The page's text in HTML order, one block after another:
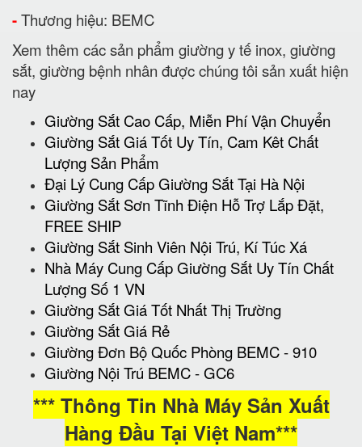
-Thương hiệu: BEMC
Xem thêm các sản phẩm giường y tế inox, giường
sắt, giường bệnh nhân được chúng tôi sản xuất hiện
nay
Giường Sắt Cao Cấp, Miễn Phí Vận Chuyển
Giường Sắt Giá Tốt Uy Tín, Cam Kêt Chất
Lượng Sản Phẩm
Đại Lý Cung Cấp Giường Sắt Tại Hà Nội
Giường Sắt Sơn Tĩnh Điện Hỗ Trợ Lắp Đặt,
FREE SHIP
Giường Sắt Sinh Viên Nội Trú, Kí Túc Xá
Nhà Máy Cung Cấp Giường Sắt Uy Tín Chất
Lượng Số 1 VN
Giường Sắt Giá Tốt Nhất Thị Trường
Giường Sắt Giá Rẻ
Giường Đơn Bộ Quốc Phòng BEMC - 910
Giường Nội Trú BEMC - GC6
*** Thông Tin Nhà Máy Sản Xuất
Hàng Đầu Tại Việt Nam***